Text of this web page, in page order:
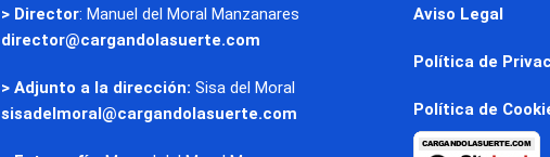
> Director: Manuel del Moral Manzanares
director@cargandolasuerte.com
> Adjunto a la dirección: Sisa del Moral
sisadelmoral@cargandolasuerte.com
Aviso Legal
Política de
Política de